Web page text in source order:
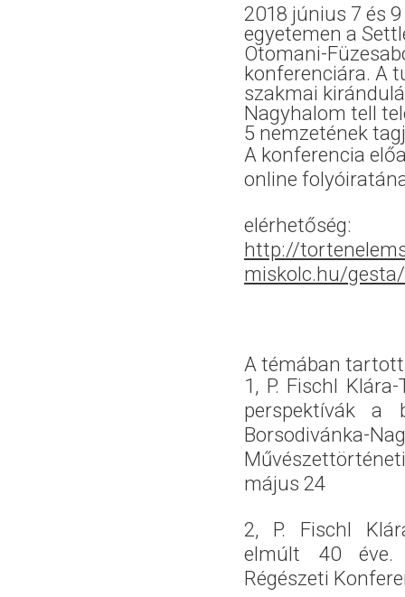
2018 június 7 és
egyetemen a
Otomani-
konferenciára. A
szakmai
Nagyhalom tell
5 nemzetének
A konferencia
online
elérhetőség:
http://
miskolc.hu/
A témában
1, P. Fischl
perspektívák a
május 24
2, P. Fischl
elmúlt 40 éve.
Régészeti